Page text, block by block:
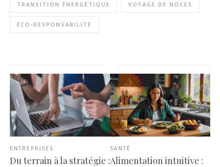
TRANSITION ÉNERGÉTIQUE VOYAGE DE NOCES
ÉCO-RESPONSABILITÉ
ENTREPRISES
Du terrain à la stratégie :
SANTÉ
Alimentation intuitive :